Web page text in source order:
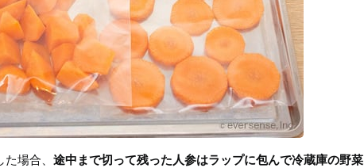
場合、 途中まで切って残った人参はラップに包んで冷蔵庫の野菜